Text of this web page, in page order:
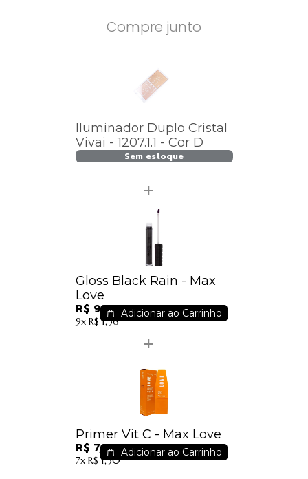
Compre junto
Iluminador Duplo Cristal
Vivai - 1207.1.1 - Cor D
Sem estoque
Gloss Black Rain - Max
Love
R$ 9,64
9x R$ 1,36
Adicionar ao Carrinho
Primer Vit C - Max Love
R$ 7,54
7x R$ 1,30
Adicionar ao Carrinho